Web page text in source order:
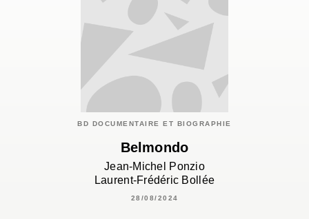
BD DOCUMENTAIRE ET BIOGRAPHIE
Belmondo
Jean-Michel Ponzio
Laurent-Frédéric Bollée
28/08/2024